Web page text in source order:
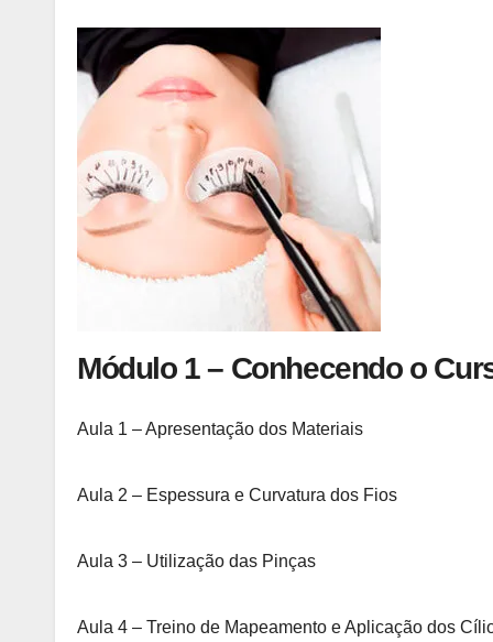
Módulo 1 – Conhecendo o
Aula 1 – Apresentação dos Materiais
Aula 2 – Espessura e Curvatura dos Fios
Aula 3 – Utilização das Pinças
Aula 4 – Treino de Mapeamento e Aplicação dos